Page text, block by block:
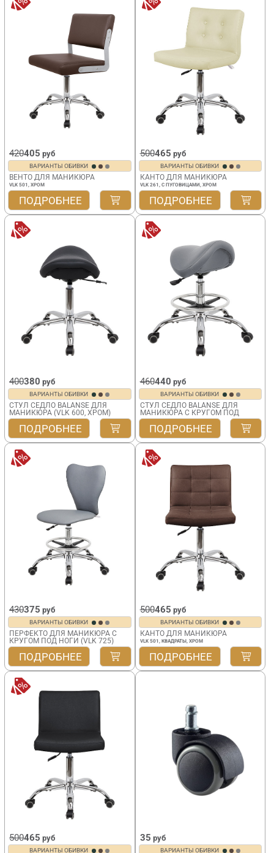
420405 руб
ВАРИАНТЫ ОБИВКИ
ВЕНТО ДЛЯ МАНИКЮРА
VLK 501, ХРОМ
ПОДРОБНЕЕ
500465 руб
ВАРИАНТЫ ОБИВКИ
КАНТО ДЛЯ МАНИКЮРА
VLK 261, С ПУГОВИЦАМИ, ХРОМ
ПОДРОБНЕЕ
400380 руб
ВАРИАНТЫ ОБИВКИ
СТУЛ СЕДЛО BALANSE ДЛЯ
МАНИКЮРА (VLK 600, ХРОМ)
ПОДРОБНЕЕ
460440 руб
ВАРИАНТЫ ОБИВКИ
СТУЛ СЕДЛО BALANSE ДЛЯ
МАНИКЮРА С КРУГОМ ПОД
НОГИ (VLK 725)
ПОДРОБНЕЕ
430375 руб
ВАРИАНТЫ ОБИВКИ
ПЕРФЕКТО ДЛЯ МАНИКЮРА С
КРУГОМ ПОД НОГИ (VLK 725)
ПОДРОБНЕЕ
500465 руб
ВАРИАНТЫ ОБИВКИ
КАНТО ДЛЯ МАНИКЮРА
VLK 501, КВАДРАТЫ, ХРОМ
ПОДРОБНЕЕ
500465 руб
ВАРИАНТЫ ОБИВКИ
35 руб
ВАРИАНТЫ ОБИВКИ